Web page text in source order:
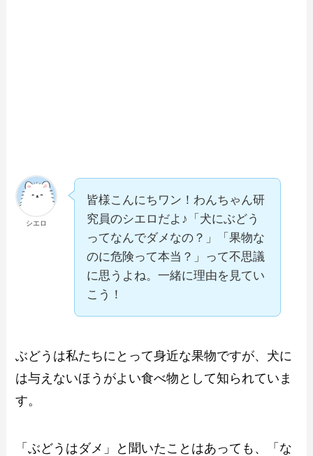
シエロ
皆様こんにちワン！わんちゃん研
究員のシエロだよ♪「犬にぶどう
ってなんでダメなの？」「果物な
のに危険って本当？」って不思議
に思うよね。一緒に理由を見てい
こう！
ぶどうは私たちにとって身近な果物ですが、犬に
は与えないほうがよい食べ物として知られていま
す。
「ぶどうはダメ」と聞いたことはあっても、「な